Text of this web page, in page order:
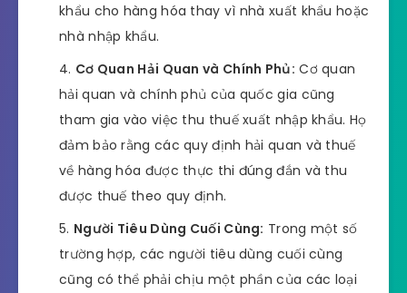
khẩu cho hàng hóa thay vì nhà xuất khẩu hoặc
nhà nhập khẩu.
Cơ Quan Hải Quan và Chính Phủ: Cơ quan
hải quan và chính phủ của quốc gia cũng
tham gia vào việc thu thuế xuất nhập khẩu. Họ
đảm bảo rằng các quy định hải quan và thuế
về hàng hóa được thực thi đúng đắn và thu
được thuế theo quy định.
Người Tiêu Dùng Cuối Cùng: Trong một số
trường hợp, các người tiêu dùng cuối cùng
cũng có thể phải chịu một phần của các loại